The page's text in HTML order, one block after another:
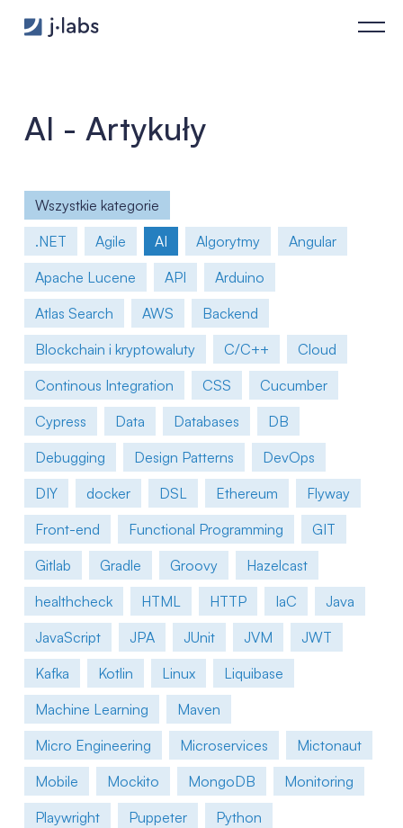
Wprowadzenie do agentów Playwright - j‑labs software
AI - Artykuły
Wszystkie kategorie
.NET
Agile AI Algorytmy
Angular
Apache Lucene
API
Arduino
Atlas Search
AWS
Backend
Blockchain i kryptowaluty
C/C++
Cloud
Continous Integration
CSS
Cucumber
Cypress
Data Databases
DB
Debugging
Design Patterns
DevOps
DIY
docker DSL Ethereum
Flyway
Front-end
Functional Programming
GIT
Gitlab
Gradle Groovy
Hazelcast
healthcheck
HTML HTTP IaC
Java
JavaScript
JPA JUnit JVM
JWT
Kafka
Kotlin Linux
Liquibase
Machine Learning
Maven
Micro Engineering
Microservices
Mictonaut
Mobile
Mockito MongoDB
Monitoring
Playwright
Puppeter
Python